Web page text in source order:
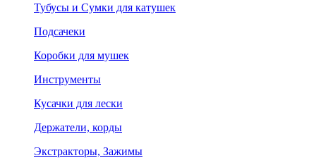
Тубусы и Сумки для катушек
Подсачеки
Коробки для мушек
Инструменты
Кусачки для лески
Держатели, корды
Экстракторы, Зажимы